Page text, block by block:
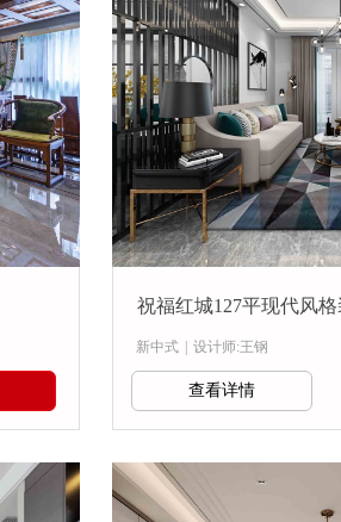
祝福红城127平现代风
新中式 设计师:王钢
查看详情